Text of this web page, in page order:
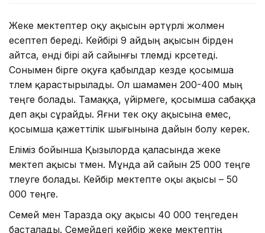
Жеке мектептер оқу ақысын әртүрлі жолмен
есептеп береді. Кейбірі 9 айдың ақысын бірден
айтса, енді бірі ай сайынғы төлемді көрсетеді.
Сонымен бірге оқуға қабылдар кезде қосымша
төлем қарастырылады. Ол шамамен 200-400 мың
теңге болады. Тамаққа, үйірмеге, қосымша сабаққа
деп ақы сұрайды. Яғни тек оқу ақысына емес,
қосымша қажеттілік шығынына дайын болу керек.
Еліміз бойынша Қызылорда қаласында жеке
мектеп ақысы төмен. Мұнда ай сайын 25 000 теңге
төлеуге болады. Кейбір мектепте оқы ақысы – 50
000 теңге.
Семей мен Таразда оқу ақысы 40 000 теңгеден
басталады. Семейдегі кейбір жеке мектептің